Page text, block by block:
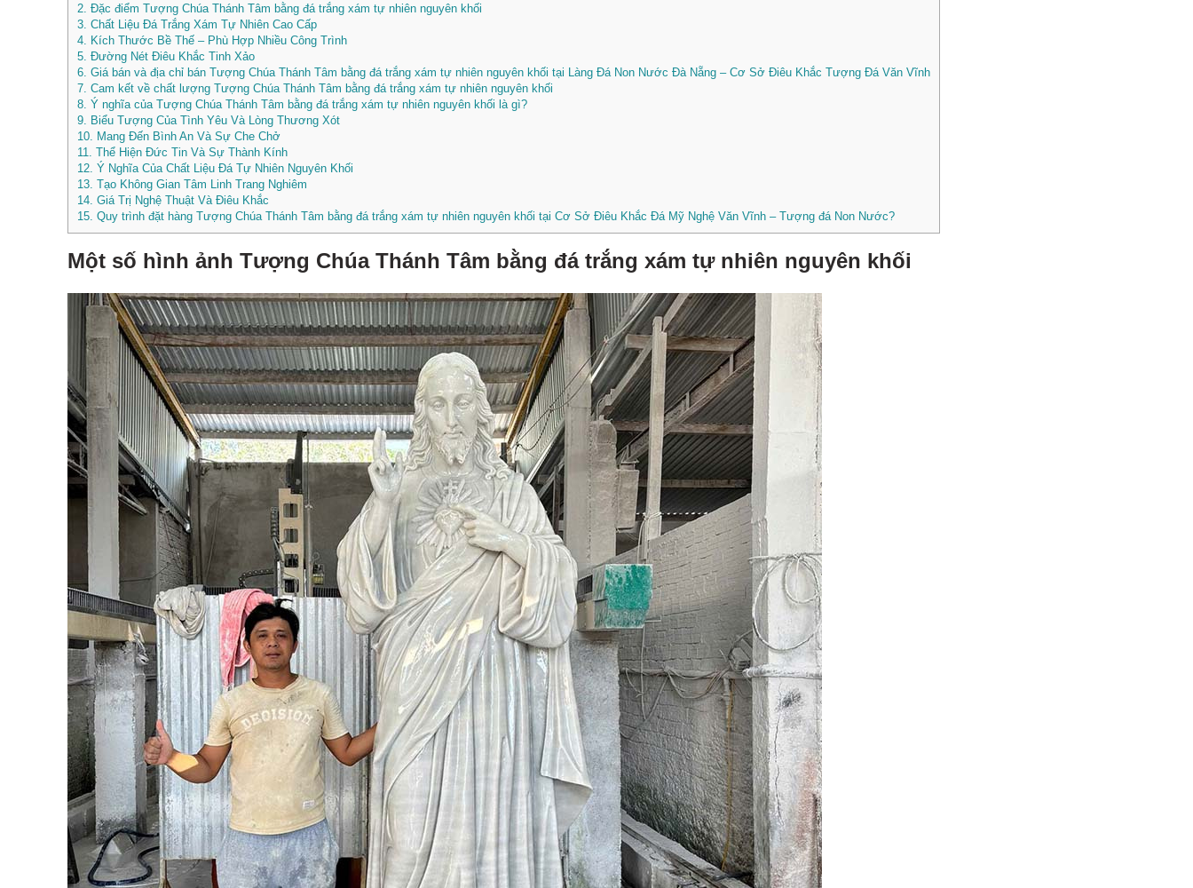
2. Đặc điểm Tượng Chúa Thánh Tâm bằng đá trắng xám tự nhiên nguyên khối
3. Chất Liệu Đá Trắng Xám Tự Nhiên Cao Cấp
4. Kích Thước Bề Thế – Phù Hợp Nhiều Công Trình
5. Đường Nét Điêu Khắc Tinh Xảo
6. Giá bán và địa chỉ bán Tượng Chúa Thánh Tâm bằng đá trắng xám tự nhiên nguyên khối tại Làng Đá Non Nước Đà Nẵng – Cơ Sở Điêu Khắc Tượng Đá Văn Vĩnh
7. Cam kết về chất lượng Tượng Chúa Thánh Tâm bằng đá trắng xám tự nhiên nguyên khối
8. Ý nghĩa của Tượng Chúa Thánh Tâm bằng đá trắng xám tự nhiên nguyên khối là gì?
9. Biểu Tượng Của Tình Yêu Và Lòng Thương Xót
10. Mang Đến Bình An Và Sự Che Chở
11.
Thể Hiện Đức Tin Và Sự Thành Kính
12. Ý Nghĩa Của Chất Liệu Đá Tự Nhiên Nguyên Khối
13. Tạo Không Gian Tâm Linh Trang Nghiêm
14. Giá Trị Nghệ Thuật Và Điêu Khắc
15. Quy trình đặt hàng Tượng Chúa Thánh Tâm bằng đá trắng xám tự nhiên nguyên khối tại Cơ Sở Điêu Khắc Đá Mỹ Nghệ Văn Vĩnh – Tượng đá Non Nước?
Một số hình ảnh Tượng Chúa Thánh Tâm bằng đá trắng xám tự nhiên nguyên khối